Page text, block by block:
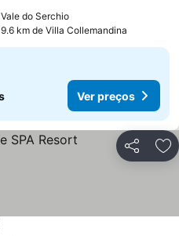
do Serchio
km de Villa Collemandina
Ver preços
Partilhar